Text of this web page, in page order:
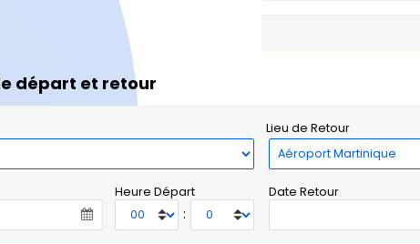
départ et retour
Lieu de Retour
Heure Départ
:
Date Retour